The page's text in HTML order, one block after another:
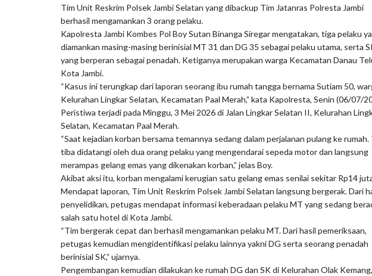
Tim Unit Reskrim Polsek Jambi Selatan yang dibackup Tim Jatanras Polresta Jambi
berhasil mengamankan 3 orang pelaku.
Kapolresta Jambi Kombes Pol Boy Sutan Binanga Siregar mengatakan, tiga pelaku
diamankan masing-masing berinisial MT 31 dan DG 35 sebagai pelaku utama, serta
yang berperan sebagai penadah. Ketiganya merupakan warga Kecamatan Danau
Kota Jambi.
“Kasus ini terungkap dari laporan seorang ibu rumah tangga bernama Sutiam 50,
Kelurahan Lingkar Selatan, Kecamatan Paal Merah,” kata Kapolresta, Senin (06/07/
Peristiwa terjadi pada Minggu, 3 Mei 2026 di Jalan Lingkar Selatan II, Kelurahan
Selatan, Kecamatan Paal Merah.
“Saat kejadian korban bersama temannya sedang dalam perjalanan pulang ke rumah.
tiba didatangi oleh dua orang pelaku yang mengendarai sepeda motor dan langsung
merampas gelang emas yang dikenakan korban,” jelas Boy.
Akibat aksi itu, korban mengalami kerugian satu gelang emas senilai sekitar Rp14
Mendapat laporan, Tim Unit Reskrim Polsek Jambi Selatan langsung bergerak. Dari
penyelidikan, petugas mendapat informasi keberadaan pelaku MT yang sedang
salah satu hotel di Kota Jambi.
“Tim bergerak cepat dan berhasil mengamankan pelaku MT. Dari hasil pemeriksaan,
petugas kemudian mengidentifikasi pelaku lainnya yakni DG serta seorang penadah
berinisial SK,” ujarnya.
Pengembangan kemudian dilakukan ke rumah DG dan SK di Kelurahan Olak Kemang,